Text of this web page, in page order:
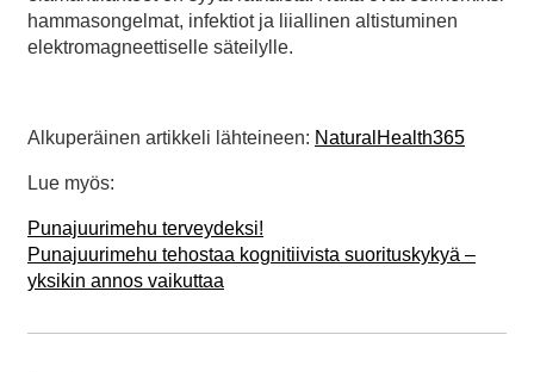
hammasongelmat, infektiot ja liiallinen altistuminen
elektromagneettiselle säteilylle.
Alkuperäinen artikkeli lähteineen: NaturalHealth365
Lue myös:
Punajuurimehu terveydeksi!
Punajuurimehu tehostaa kognitiivista suorituskykyä –
yksikin annos vaikuttaa